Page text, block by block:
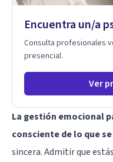
Encuentra un/a
Consulta profesionales
presencial.
Ver
La gestión emocional
consciente de lo que
sincera. Admitir que